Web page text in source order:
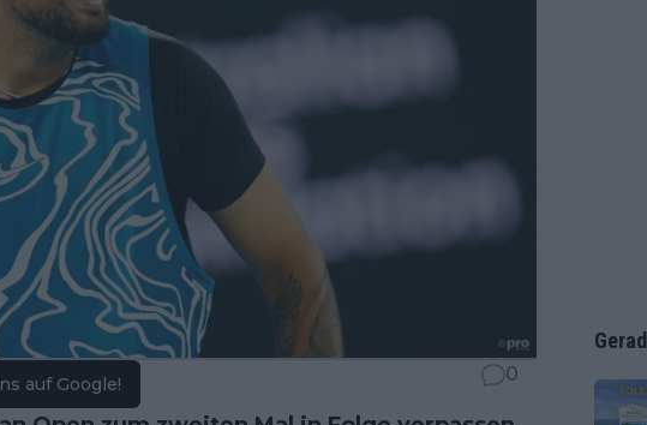
auf Google! 0